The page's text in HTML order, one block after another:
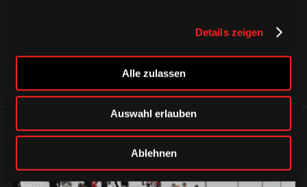
Details zeigen
Alle zulassen
Auswahl erlauben
Ablehnen
ÄHNLICHE NEWS